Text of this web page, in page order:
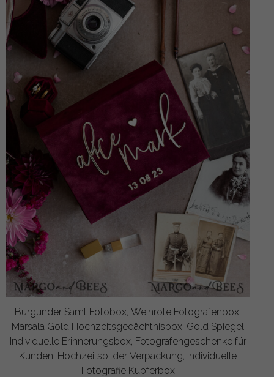
Burgunder Samt Fotobox, Weinrote Fotografenbox,
Marsala Gold Hochzeitsgedächtnisbox, Gold Spiegel
Individuelle Erinnerungsbox, Fotografengeschenke für
Kunden, Hochzeitsbilder Verpackung, Individuelle
Fotografie Kupferbox